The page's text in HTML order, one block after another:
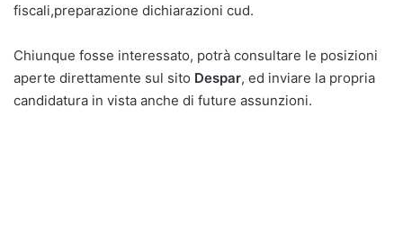
fiscali,preparazione dichiarazioni cud.
Chiunque fosse interessato, potrà consultare le posizioni
aperte direttamente sul sito Despar, ed inviare la propria
candidatura in vista anche di future assunzioni.